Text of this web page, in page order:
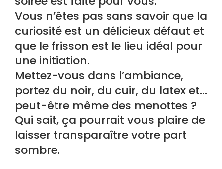
Vous n’êtes pas sans savoir que la
curiosité est un délicieux défaut et
que le frisson est le lieu idéal pour
une initiation.
Mettez-vous dans l’ambiance,
portez du noir, du cuir, du latex et…
peut-être même des menottes ?
Qui sait, ça pourrait vous plaire de
laisser transparaître votre part
sombre.